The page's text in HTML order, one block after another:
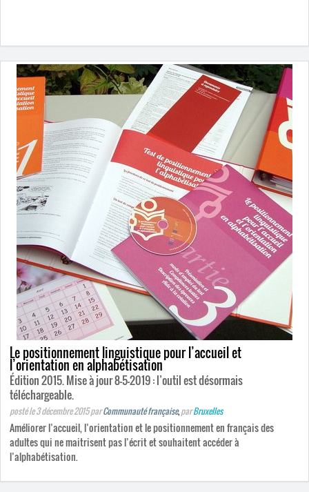
Le positionnement linguistique pour l’accueil et
l’orientation en alphabétisation
Édition 2015. Mise à jour 8-5-2019 : l’outil est désormais
téléchargeable.
posté le 3 décembre 2015parCommunauté française,parBruxelles
Améliorer l’accueil, l’orientation et le positionnement en français des
adultes qui ne maitrisent pas l’écrit et souhaitent accéder à
l’alphabétisation.